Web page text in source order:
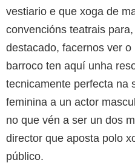
vestiario e que xoga de
convencións teatrais
destacado, facernos ver
barroco ten aquí unha
tecnicamente perfecta na
feminina a un actor
no que vén a ser un dos
director que aposta polo
público.